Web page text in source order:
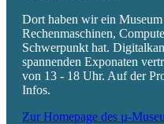
Dort haben wir ein
Rechenmaschinen,
Schwerpunkt hat.
spannenden Exponaten
von 13 - 18 Uhr. Auf der
Infos.
Zur Homepage des µ-